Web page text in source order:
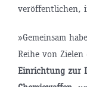
veröffentlichen,
»Gemeinsam
Reihe von
Einrichtung zur